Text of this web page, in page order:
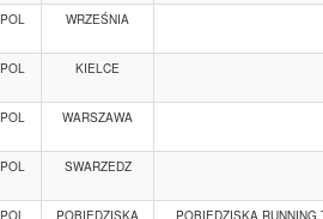
POL WRZEŚNIA
POL KIELCE
POL WARSZAWA
POL SWARZEDZ
POL POBIEDZISKA POBIEDZISKA RUNNING